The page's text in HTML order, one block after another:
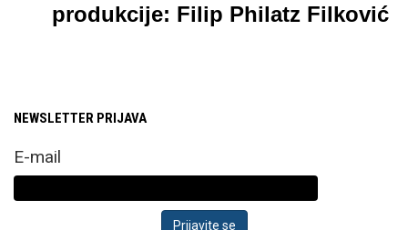
produkcije: Filip Philatz Filković
NEWSLETTER PRIJAVA
E-mail